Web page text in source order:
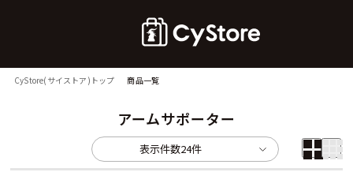
CyStore(サイストア)トップ 商品一覧
アームサポーター
表示件数24件